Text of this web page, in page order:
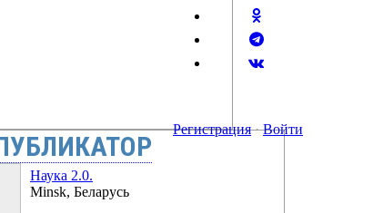
Регистрация · Войти
Наука 2.0.
Minsk, Беларусь